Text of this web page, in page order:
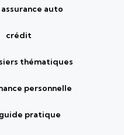
auto
crédit
thématiques
personnelle
guide pratique